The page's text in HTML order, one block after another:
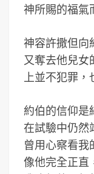
神所賜的福氣
神容許撒但向
又奪去他兒女
上並不犯罪，
約伯的信仰是
在試驗中仍然
曾用心察看我
像他完全正直